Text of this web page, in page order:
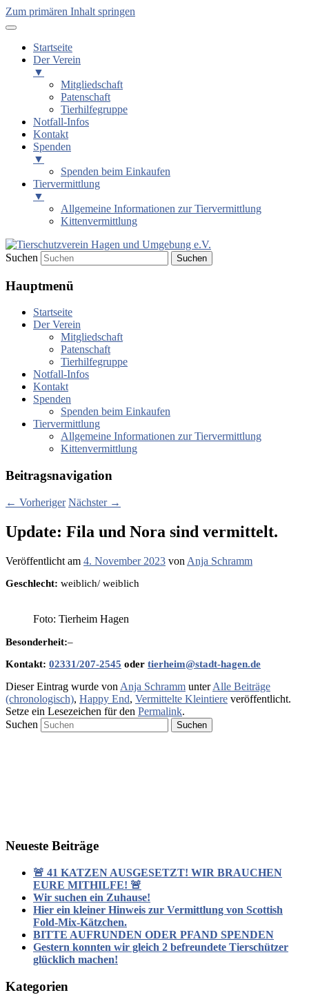
Zum primären Inhalt springen
Startseite
Der Verein
▼
Mitgliedschaft
Patenschaft
Tierhilfegruppe
Notfall-Infos
Kontakt
Spenden
▼
Spenden beim Einkaufen
Tiervermittlung
▼
Allgemeine Informationen zur Tiervermittlung
Kittenvermittlung
Tierschutzverein Hagen und
Umgebung e.V.
Suchen
Hauptmenü
Startseite
Der Verein
Mitgliedschaft
Patenschaft
Tierhilfegruppe
Notfall-Infos
Kontakt
Spenden
Spenden beim Einkaufen
Tiervermittlung
Allgemeine Informationen zur Tiervermittlung
Kittenvermittlung
Beitragsnavigation
← Vorheriger Nächster →
Update: Fila und Nora sind vermittelt.
Veröffentlicht am 4. November 2023 von Anja Schramm
Geschlecht: weiblich/ weiblich
Foto: Tierheim Hagen
Besonderheit:–
Kontakt: 02331/207-2545 oder tierheim@stadt-hagen.de
Dieser Eintrag wurde von Anja Schramm unterAlle Beiträge
(chronologisch), Happy End, Vermittelte Kleintiere veröffentlicht.
Setze ein Lesezeichen für den Permalink.
Suchen
Neueste Beiträge
🚨 41 KATZEN AUSGESETZT! WIR BRAUCHEN
EURE MITHILFE! 🚨
Wir suchen ein Zuhause!
Hier ein kleiner Hinweis zur Vermittlung von Scottish
Fold-Mix-Kätzchen.
BITTE AUFRUNDEN ODER PFAND SPENDEN
Gestern konnten wir gleich 2 befreundete Tierschützer
glücklich machen!
Kategorien